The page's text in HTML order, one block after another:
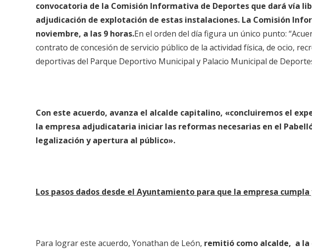
convocatoria de la Comisión Informativa de Deportes que dará vía
adjudicación de explotación de estas instalaciones. La Comisión
noviembre, a las 9 horas.En el orden del día figura un único punto:
contrato de concesión de servicio público de la actividad física, de ocio,
deportivas del Parque Deportivo Municipal y Palacio Municipal de
Con este acuerdo, avanza el alcalde capitalino, «concluiremos el
la empresa adjudicataria iniciar las reformas necesarias en el
legalización y apertura al público».
Los pasos dados desde el Ayuntamiento para que la empresa
Para lograr este acuerdo, Yonathan de León, remitió como alcalde, a la